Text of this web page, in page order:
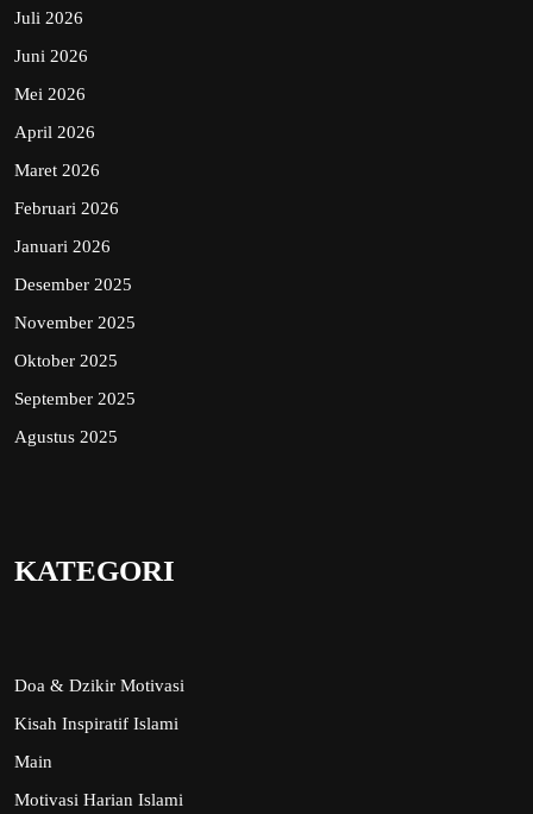
Juli 2026
Juni 2026
Mei 2026
April 2026
Maret 2026
Februari 2026
Januari 2026
Desember 2025
November 2025
Oktober 2025
September 2025
Agustus 2025
KATEGORI
Doa & Dzikir Motivasi
Kisah Inspiratif Islami
Main
Motivasi Harian Islami